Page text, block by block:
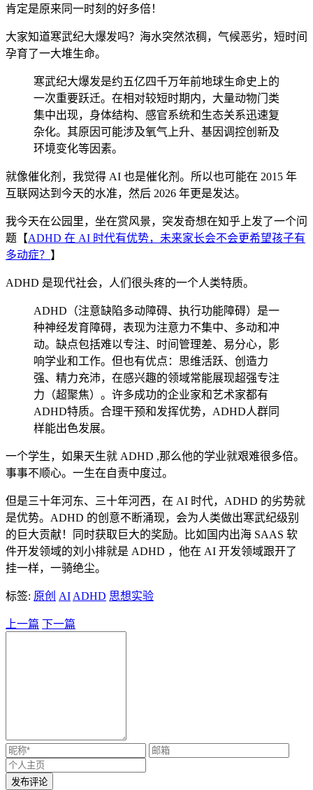
肯定是原来同一时刻的好多倍！
大家知道寒武纪大爆发吗？海水突然浓稠，气候恶劣，短时间
孕育了一大堆生命。
寒武纪大爆发是约五亿四千万年前地球生命史上的
一次重要跃迁。在相对较短时期内，大量动物门类
集中出现，身体结构、感官系统和生态关系迅速复
杂化。其原因可能涉及氧气上升、基因调控创新及
环境变化等因素。
就像催化剂，我觉得 AI 也是催化剂。所以也可能在 2015 年
互联网达到今天的水准，然后 2026 年更是发达。
我今天在公园里，坐在赏风景，突发奇想在知乎上发了一个问
题【ADHD 在 AI 时代有优势，未来家长会不会更希望孩子有
多动症？ 】
ADHD 是现代社会，人们很头疼的一个人类特质。
ADHD（注意缺陷多动障碍、执行功能障碍）是一
种神经发育障碍，表现为注意力不集中、多动和冲
动。缺点包括难以专注、时间管理差、易分心，影
响学业和工作。但也有优点：思维活跃、创造力
强、精力充沛，在感兴趣的领域常能展现超强专注
力（超聚焦）。许多成功的企业家和艺术家都有
ADHD特质。合理干预和发挥优势，ADHD人群同
样能出色发展。
一个学生，如果天生就 ADHD ,那么他的学业就艰难很多倍。
事事不顺心。一生在自责中度过。
但是三十年河东、三十年河西，在 AI 时代，ADHD 的劣势就
是优势。ADHD 的创意不断涌现，会为人类做出寒武纪级别
的巨大贡献！同时获取巨大的奖励。比如国内出海 SAAS 软
件开发领域的刘小排就是 ADHD ，他在 AI 开发领域跟开了
挂一样，一骑绝尘。
标签: 原创 AI ADHD 思想实验
上一篇 下一篇